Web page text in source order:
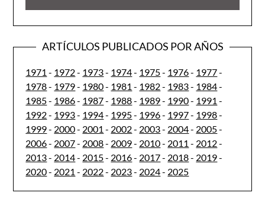
ARTÍCULOS PUBLICADOS POR AÑOS
1971 - 1972- 1973- 1974- 1975- 1976- 1977-
1978- 1979- 1980- 1981 - 1982- 1983- 1984-
1985- 1986- 1987- 1988- 1989- 1990- 1991 -
1992- 1993- 1994- 1995- 1996- 1997- 1998-
1999- 2000- 2001 - 2002- 2003- 2004- 2005-
2006- 2007- 2008- 2009- 2010- 2011 - 2012-
2013- 2014- 2015- 2016- 2017- 2018- 2019-
2020- 2021 - 2022- 2023- 2024- 2025